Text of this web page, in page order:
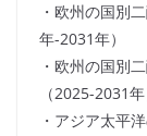
・欧州の国別
年-2031年）
・欧州の国別
（2025-2031年
・アジア太平